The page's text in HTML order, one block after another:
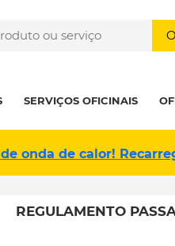
SERVIÇOS OFICINAIS
onda de calor!
REGULAMENTO